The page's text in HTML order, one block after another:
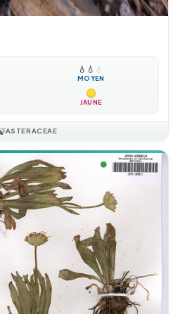
💧 💧 💧
MOYEN
JAUNE
ASTERACEAE